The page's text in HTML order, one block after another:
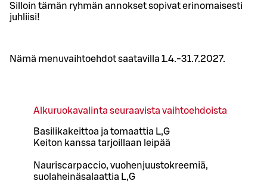
Silloin tämän ryhmän annokset sopivat erinomaisesti
juhliisi!
Nämä menuvaihtoehdot saatavilla 1.4.-31.7.2027.
Alkuruokavalinta seuraavista vaihtoehdoista
Basilikakeittoa ja tomaattia L,G
Keiton kanssa tarjoillaan leipää
Nauriscarpaccio, vuohenjuustokreemiä,
suolaheinäsalaattia L,G